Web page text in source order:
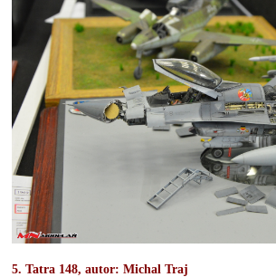
5. Tatra 148, autor: Michal Traj